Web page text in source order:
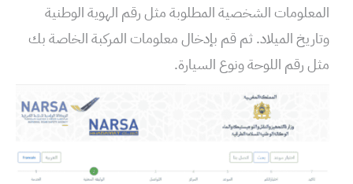
المعلومات الشخصية المطلوبة مثل رقم الهوية الوطنية
وتاريخ الميلاد. ثم قم بإدخال معلومات المركبة الخاصة بك
مثل رقم اللوحة ونوع السيارة.